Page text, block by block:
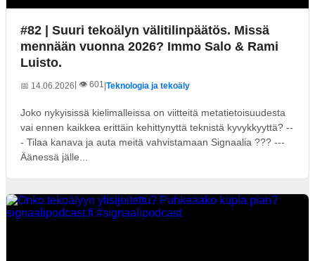
#82 | Suuri tekoälyn välitilinpäätös. Missä
mennään vuonna 2026? Immo Salo & Rami
Luisto.
📅 14.06.2026 | 👁️ 601|Teknologia ja tekoäly
Joko nykyisissä kielimalleissa on viitteitä metatietoisuudesta
vai ennen kaikkea erittäin kehittynyttä teknistä kyvykkyyttä? --
- Tilaa kanava ja auta meitä vahvistamaan Signaalia ??? ---
Äänessä jälle...